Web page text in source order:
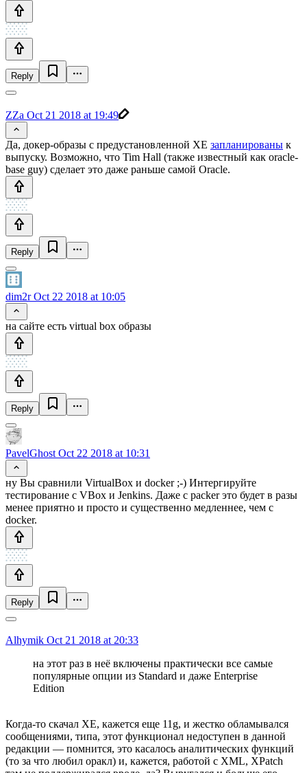
Reply
ZZa Oct 21 2018 at 19:49
Да, докер-образы с предустановленной XE запланированы к
выпуску. Возможно, что Tim Hall (также известный как oracle-
base guy) сделает это даже раньше самой Oracle.
Reply
dim2rOct 22 2018 at 10:05
на сайте есть virtual box образы
Reply
PavelGhost Oct 22 2018 at 10:31
ну Вы сравнили VirtualBox и docker ;-) Интергируйте
тестирование с VBox и Jenkins. Даже с packer это будет в разы
менее приятно и просто и существенно медленнее, чем с
docker.
Reply
Alhymik Oct 21 2018 at 20:33
на этот раз в неё включены практически все самые
популярные опции из Standard и даже Enterprise
Edition
Когда-то скачал XE, кажется еще 11g, и жестко обламывался
сообщениями, типа, этот функционал недоступен в данной
редакции — помнится, это касалось аналитических функций
(то за что любил оракл) и, кажется, работой с XML, XPatch